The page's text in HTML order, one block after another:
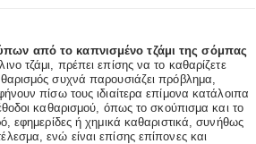
από το καπνισμένο τζάμι της σόμπας
τζάμι, πρέπει επίσης να το καθαρίζετε
συχνά παρουσιάζει πρόβλημα,
πίσω τους ιδιαίτερα επίμονα κατάλοιπα
καθαρισμού, όπως το σκούπισμα και το
εφημερίδες ή χημικά καθαριστικά, συνήθως
ενώ είναι επίσης επίπονες και